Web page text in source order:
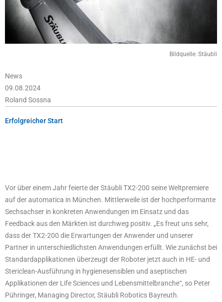
Bildquelle: Stäubli
News
09.08.2024
Roland Sossna
Erfolgreicher Start
Vor über einem Jahr feierte der Stäubli TX2-200 seine Weltpremiere
auf der automatica in München. Mittlerweile ist der hochperformante
Sechsachser in konkreten Anwendungen im Einsatz und das
Feedback aus den Märkten ist durchweg positiv. „Es freut uns sehr,
dass der TX2-200 die Erwartungen der Anwender und unserer
Partner in unterschiedlichsten Anwendungen erfüllt. Wie zunächst bei
Standardapplikationen überzeugt der Roboter jetzt auch in HE- und
Stericlean-Ausführung in hygienesensiblen und aseptischen
Applikationen der Life Sciences und Lebensmittelbranche“, so Peter
Pühringer, Managing Director, Stäubli Robotics Bayreuth.